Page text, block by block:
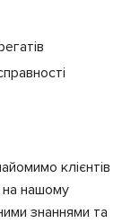
клієнтів
нашому
знаннями та